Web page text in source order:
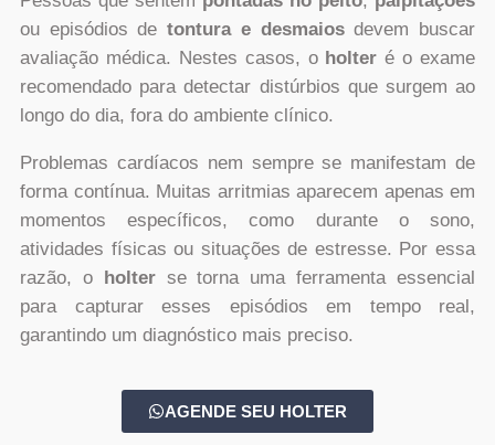
ou episódios detontura e desmaiosdevem buscar
avaliação médica. Nestes casos, o holter é o exame
recomendado para detectar distúrbios que surgem ao
longo do dia, fora do ambiente clínico.
Problemas cardíacos nem sempre se manifestam de
forma contínua. Muitas arritmias aparecem apenas em
momentos específicos, como durante o sono,
atividades físicas ou situações de estresse. Por essa
razão, o holterse torna uma ferramenta essencial
para capturar esses episódios em tempo real,
garantindo um diagnóstico mais preciso.
AGENDE SEU HOLTER